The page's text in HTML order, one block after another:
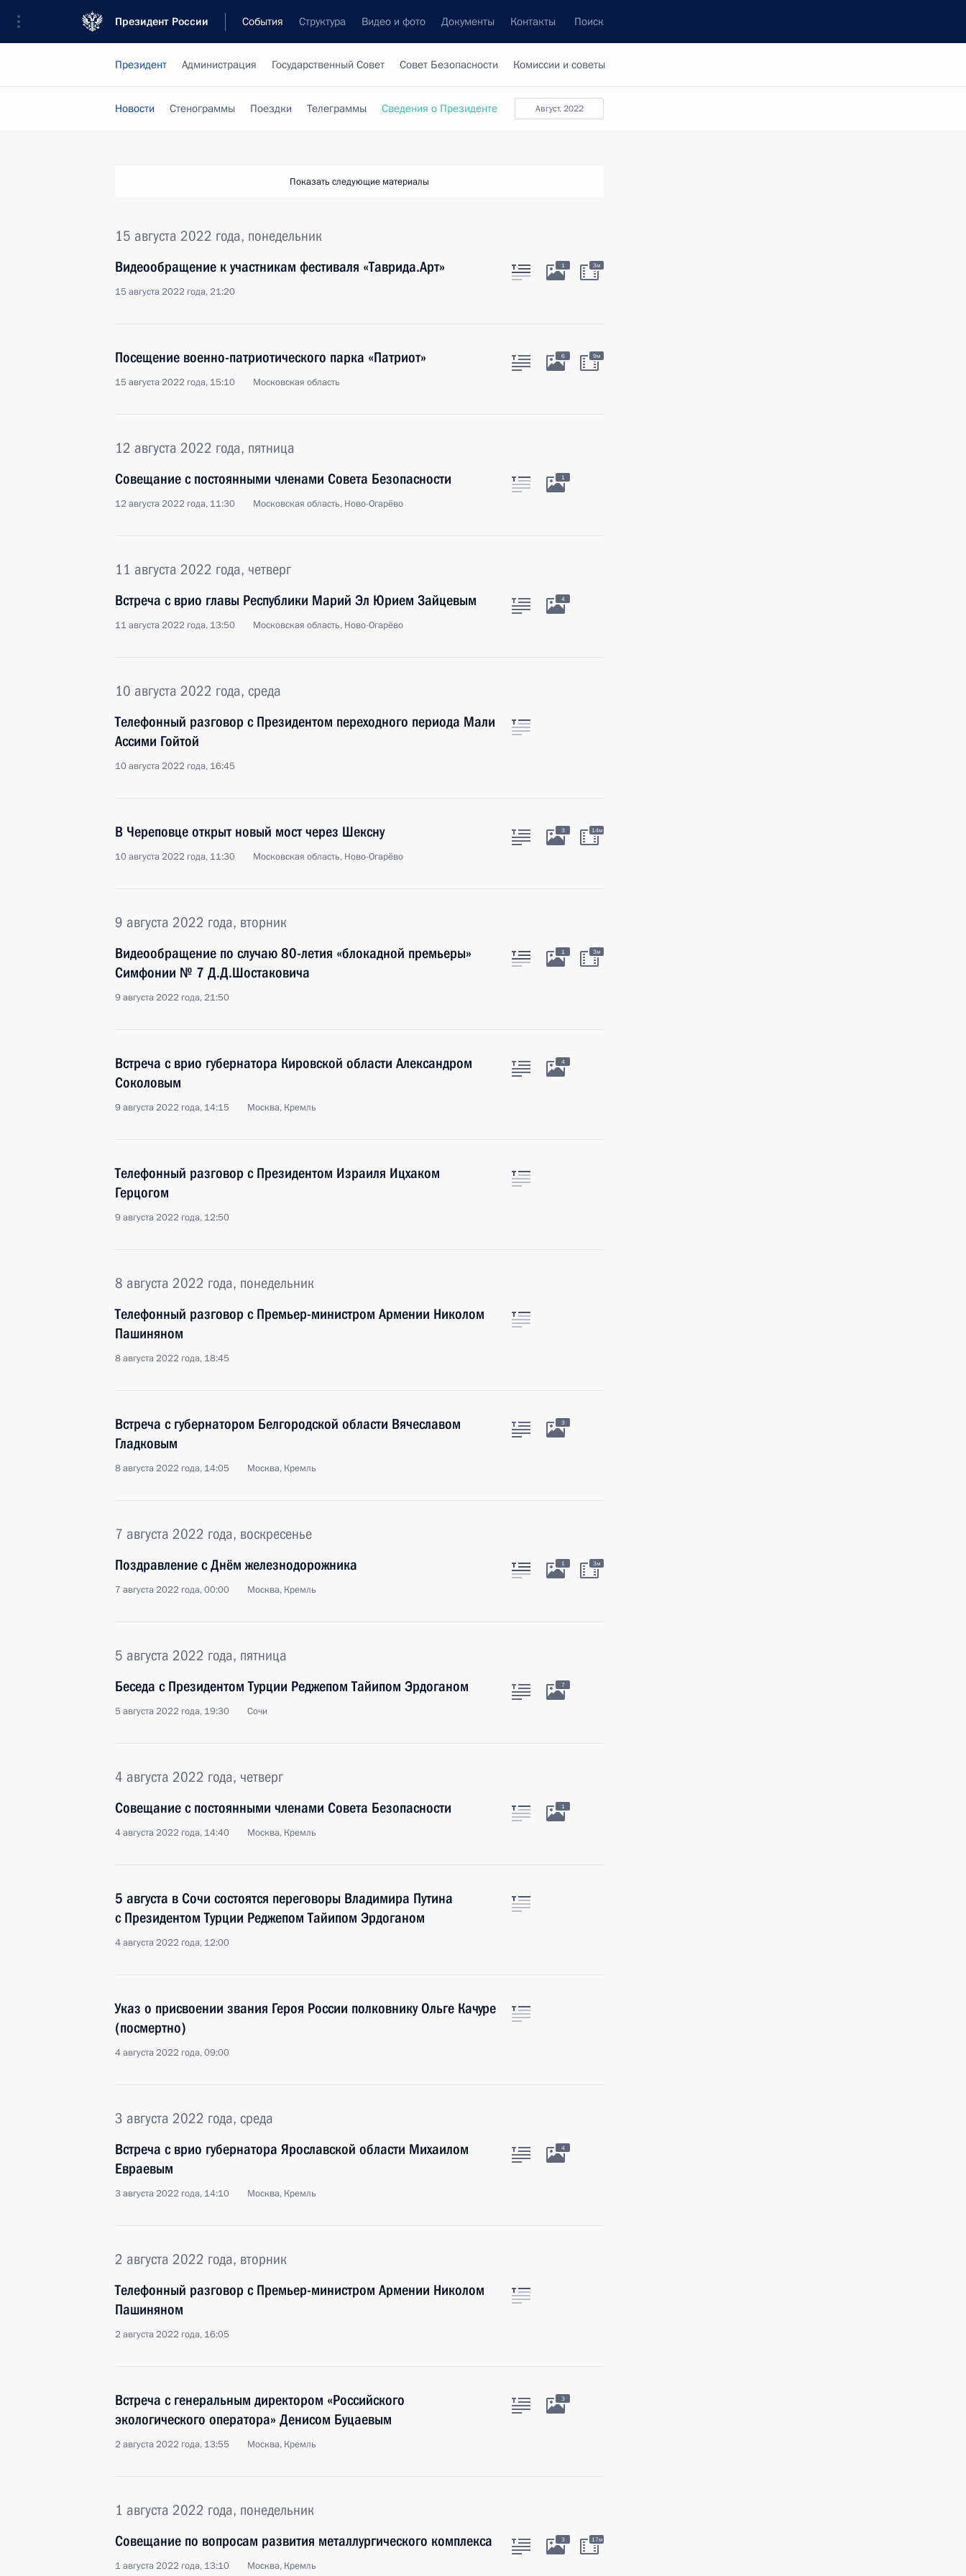
Президент России События Структура Видео и фото Документы Контакты Поиск
Президент Администрация Государственный Совет Совет Безопасности Комиссии и советы
август, 2022
Новости Стенограммы Поездки Телеграммы Сведения о Президенте
Показать следующие материалы
15 августа 2022 года, понедельник
Видеообращение к участникам фестиваля «Таврида.Арт»
15 августа 2022 года, 21:20
1 3м
Посещение военно-патриотического парка «Патриот»
15 августа 2022 года, 15:10 Московская область
6 9м
12 августа 2022 года, пятница
Совещание с постоянными членами Совета Безопасности
12 августа 2022 года, 11:30 Московская область, Ново-Огарёво
1
11 августа 2022 года, четверг
Встреча с врио главы Республики Марий Эл Юрием Зайцевым
11 августа 2022 года, 13:50 Московская область, Ново-Огарёво
4
10 августа 2022 года, среда
Телефонный разговор с Президентом переходного периода Мали
Ассими Гойтой
10 августа 2022 года, 16:45
В Череповце открыт новый мост через Шексну
10 августа 2022 года, 11:30 Московская область, Ново-Огарёво
3 14м
9 августа 2022 года, вторник
Видеообращение по случаю 80-летия «блокадной премьеры»
Симфонии № 7 Д.Д.Шостаковича
9 августа 2022 года, 21:50
1 3м
Встреча с врио губернатора Кировской области Александром
Соколовым
9 августа 2022 года, 14:15 Москва, Кремль
4
Телефонный разговор с Президентом Израиля Ицхаком
Герцогом
9 августа 2022 года, 12:50
8 августа 2022 года, понедельник
Телефонный разговор с Премьер-министром Армении Николом
Пашиняном
8 августа 2022 года, 18:45
Встреча с губернатором Белгородской области Вячеславом
Гладковым
8 августа 2022 года, 14:05 Москва, Кремль
3
7 августа 2022 года, воскресенье
Поздравление с Днём железнодорожника
7 августа 2022 года, 00:00 Москва, Кремль
1 3м
5 августа 2022 года, пятница
Беседа с Президентом Турции Реджепом Тайипом Эрдоганом
5 августа 2022 года, 19:30 Сочи
7
4 августа 2022 года, четверг
Совещание с постоянными членами Совета Безопасности
4 августа 2022 года, 14:40 Москва, Кремль
1
5 августа в Сочи состоятся переговоры Владимира Путина
с Президентом Турции Реджепом Тайипом Эрдоганом
4 августа 2022 года, 12:00
Указ о присвоении звания Героя России полковнику Ольге Качуре
(посмертно)
4 августа 2022 года, 09:00
3 августа 2022 года, среда
Встреча с врио губернатора Ярославской области Михаилом
Евраевым
3 августа 2022 года, 14:10 Москва, Кремль
4
2 августа 2022 года, вторник
Телефонный разговор с Премьер-министром Армении Николом
Пашиняном
2 августа 2022 года, 16:05
Встреча с генеральным директором «Российского
экологического оператора» Денисом Буцаевым
2 августа 2022 года, 13:55 Москва, Кремль
3
1 августа 2022 года, понедельник
Совещание по вопросам развития металлургического комплекса
1 августа 2022 года, 13:10 Москва, Кремль
3 17м